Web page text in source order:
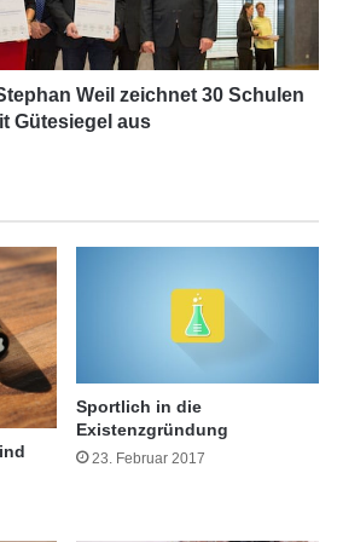
die technischen Berufe wie
oder Elektroniker für
Weil zeichnet 30 Schulen
Gütesiegel aus
Sportlich in die
Existenzgründung
23. Februar 2017